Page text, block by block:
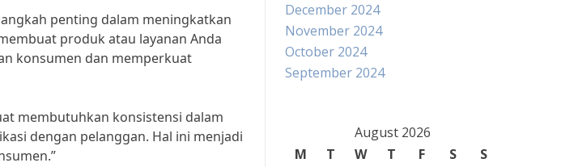
penting dalam meningkatkan
produk atau layanan Anda
konsumen dan memperkuat
membutuhkan konsistensi dalam
dengan pelanggan. Hal ini menjadi
December 2024
November 2024
October 2024
September 2024
August 2026
M
T W T F S
S